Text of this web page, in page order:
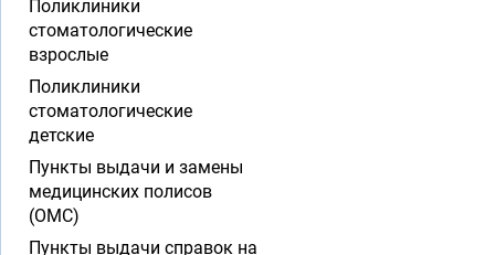
Поликлиники
стоматологические
взрослые
Поликлиники
стоматологические
детские
Пункты выдачи и замены
медицинских полисов
(ОМС)
Пункты выдачи справок на